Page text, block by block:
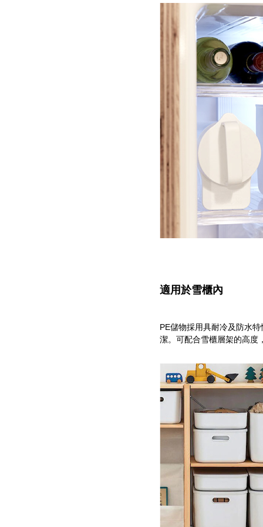
適用於雪櫃內
PE儲物採用具耐冷及防水
潔。可配合雪櫃層架的高度